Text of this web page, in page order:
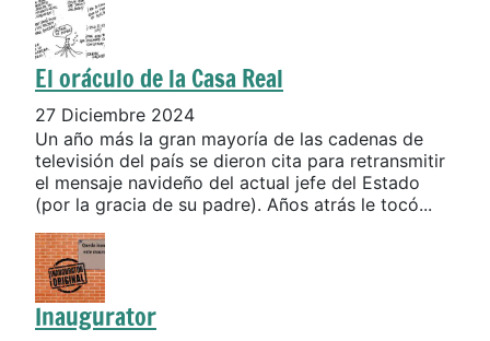
El oráculo de la Casa Real
27 Diciembre 2024
Un año más la gran mayoría de las cadenas de
televisión del país se dieron cita para retransmitir
el mensaje navideño del actual jefe del Estado
(por la gracia de su padre). Años atrás le tocó...
Inaugurator